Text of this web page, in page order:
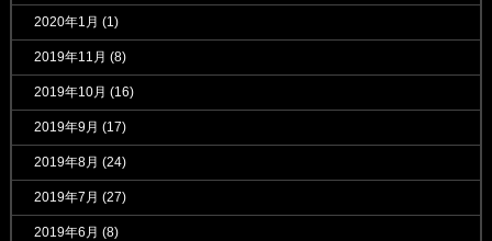
2020年1月 (1)
2019年11月 (8)
2019年10月 (16)
2019年9月 (17)
2019年8月 (24)
2019年7月 (27)
2019年6月 (8)